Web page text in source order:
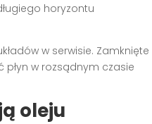
horyzontu
w serwisie. Zamknięte
w rozsądnym czasie
oleju